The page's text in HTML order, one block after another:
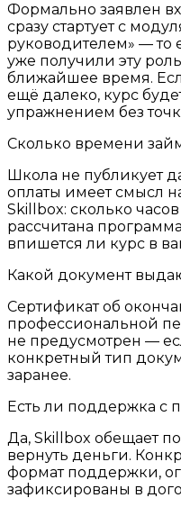
Формально заявлен
сразу стартует с
руководителем» — то
уже получили эту
ближайшее время.
ещё далеко, курс
упражнением без
Сколько времени
Школа не публикует
оплаты имеет смысл
Skillbox: сколько
рассчитана
впишется ли курс в
Какой документ
Сертификат об
профессиональной
не предусмотрен —
конкретный тип
заранее.
Есть ли поддержка с
Да, Skillbox обещает
вернуть деньги.
формат поддержки,
зафиксированы в